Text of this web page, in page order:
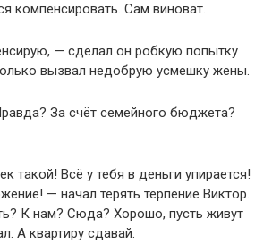
компенсировать. Сам виноват.
— сделал он робкую попытку
вызвал недобрую усмешку жены.
За счёт семейного бюджета?
такой! Всё у тебя в деньги упирается!
— начал терять терпение Виктор.
К нам? Сюда? Хорошо, пусть живут
А квартиру сдавай.